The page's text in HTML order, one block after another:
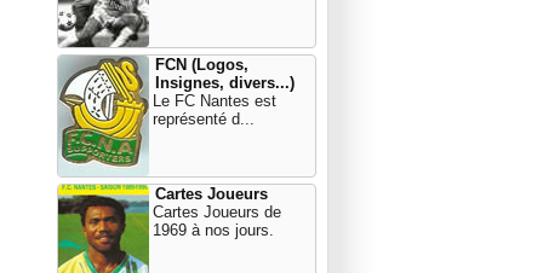
FCN (Logos,
Insignes, divers...)
Le FC Nantes est
représenté d...
Cartes Joueurs
Cartes Joueurs de
1969 à nos jours.